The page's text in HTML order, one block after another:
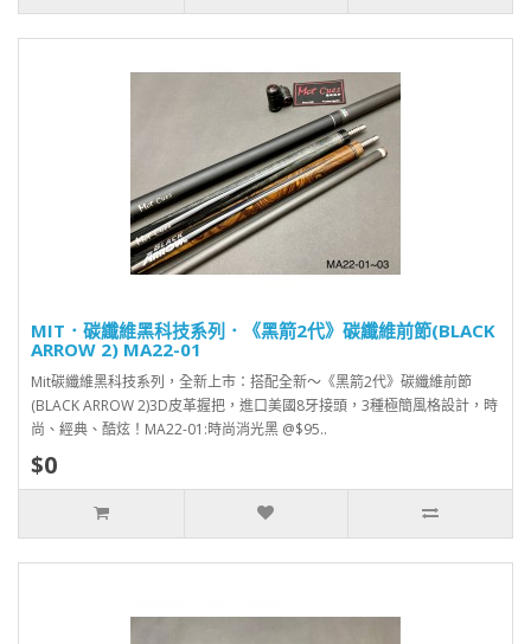
MIT．碳纖維黑科技系列．《黑箭2代》碳纖維前節(BLACK
ARROW 2) MA22-01
Mit碳纖維黑科技系列，全新上市：搭配全新～《黑箭2代》碳纖維前節
(BLACK ARROW 2)3D皮革握把，進口美國8牙接頭，3種極簡風格設計，時
尚、經典、酷炫！MA22-01:時尚消光黑 @$95..
$0